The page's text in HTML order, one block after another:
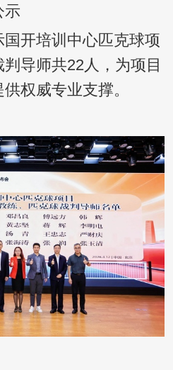
开培训中心匹克球项
导师共22人，为项目
权威专业支撑。